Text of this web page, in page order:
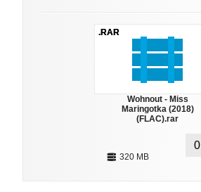
.RAR
Wohnout - Miss
Maringotka (2018)
(FLAC).rar
320 MB
0